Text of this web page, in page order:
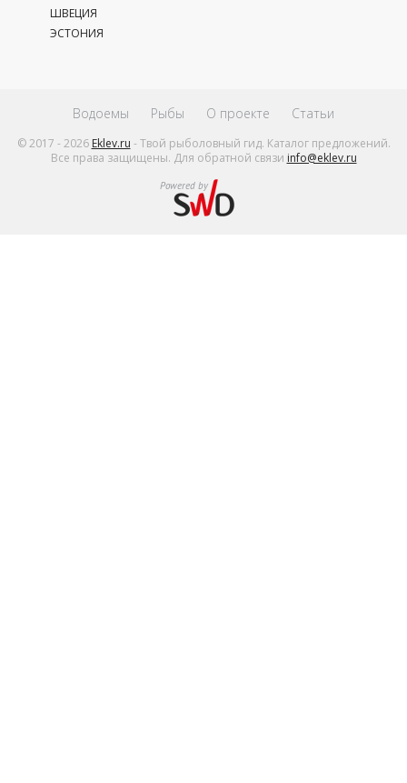
ШВЕЦИЯ
ЭСТОНИЯ
© 2017 - 2026 Eklev.ru - Твой рыболовный гид. Каталог предложений.
Все права защищены. Для обратной связи info@eklev.ru
Водоемы Рыбы О проекте Статьи